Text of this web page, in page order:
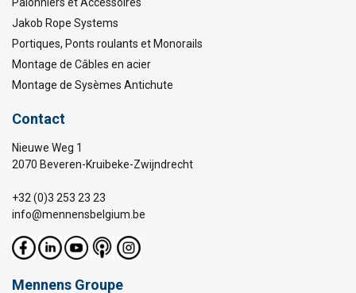
Jakob Rope Systems
Portiques, Ponts roulants et Monorails
Montage de Câbles en acier
Montage de Sysèmes Antichute
Contact
Nieuwe Weg 1
2070 Beveren-Kruibeke-Zwijndrecht
+32 (0)3 253 23 23
info@mennensbelgium.be
Mennens Groupe